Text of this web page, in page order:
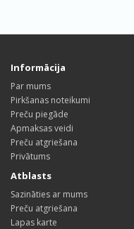
Informācija
Par mums
Pirkšanas noteikumi
Preču piegāde
Apmaksas veidi
Preču atgriešana
Privātums
Atblasts
Sazināties ar mums
Preču atgriešana
Lapas karte